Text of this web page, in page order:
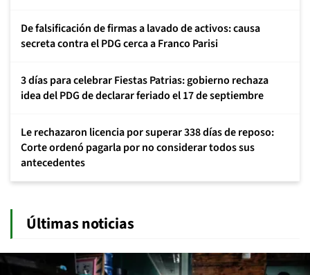
De falsificación de firmas a lavado de activos: causa
secreta contra el PDG cerca a Franco Parisi
3 días para celebrar Fiestas Patrias: gobierno rechaza
idea del PDG de declarar feriado el 17 de septiembre
Le rechazaron licencia por superar 338 días de reposo:
Corte ordenó pagarla por no considerar todos sus
antecedentes
Últimas noticias